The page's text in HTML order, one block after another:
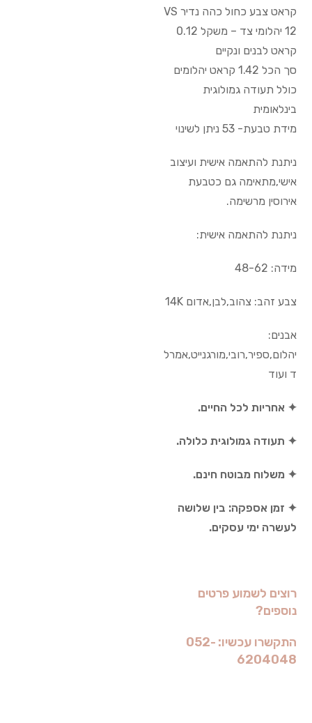
קראט צבע כחול כהה נדיר VS
12 יהלומי צד – משקל 0.12
קראט לבנים ונקיים
סך הכל 1.42 קראט יהלומים
כולל תעודה גמולוגית
בינלאומית
מידת טבעת- 53 ניתן לשינוי
ניתנת להתאמה אישית ועיצוב
אישי,מתאימה גם כטבעת
אירוסין מרשימה.
ניתנת להתאמה אישית:
מידה: 48-62
צבע זהב: צהוב,לבן,אדום 14K
אבנים:
יהלום,ספיר,רובי,מורגנייט,אמרל
ד ועוד
✦ אחריות לכל החיים.
✦ תעודה גמולוגית כלולה.
✦ משלוח מבוטח חינם.
✦ זמן אספקה: בין שלושה
לעשרה ימי עסקים.
רוצים לשמוע פרטים
נוספים?
התקשרו עכשיו: 052-
6204048